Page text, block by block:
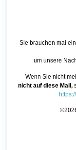
Sie brauchen mal
um unsere
Wenn Sie nicht
nicht auf diese Mail,